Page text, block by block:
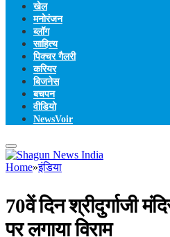
खेल
मनोरंजन
ब्लॉग
साहित्य
पिक्चर गैलरी
करियर
बिजनेस
बचपन
वीडियो
NewsVoir
Home»इंडिया
70वें दिन श्रीदुर्गाजी
पर लगाया विराम